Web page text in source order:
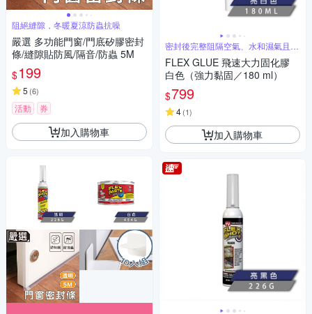
阻絕縫隙，冬暖夏涼防蟲抗噪
嚴選 多功能門窗/門底矽膠密封
條/縫隙貼防風/隔音/防蟲 5M
$199
5 (6)
活動 券
加入購物車
密封後完整阻隔空氣、水和濕氣且防
黴防腐蝕
FLEX GLUE 飛速大力固化膠
白色（強力黏固／180 ml）
$799
4(1)
加入購物車